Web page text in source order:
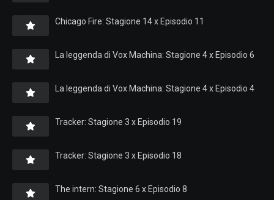
Chicago Fire: Stagione 14 x Episodio 11
La leggenda di Vox Machina: Stagione 4 x Episodio 6
La leggenda di Vox Machina: Stagione 4 x Episodio 4
Tracker: Stagione 3 x Episodio 19
Tracker: Stagione 3 x Episodio 18
The intern: Stagione 6 x Episodio 8